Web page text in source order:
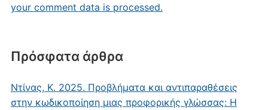
Πρόσφατα άρθρα
Ντίνας, Κ. 2025. Προβλήματα και αντιπαραθέσεις
στην κωδικοποίηση μιας προφορικής γλώσσας: Η
your comment data is processed.